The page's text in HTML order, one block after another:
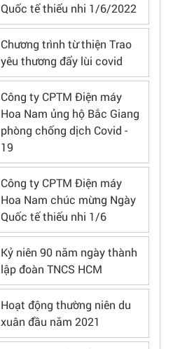
Quốc tế thiếu nhi 1/6/2022
Chương trình từ thiện Trao
yêu thương đẩy lùi covid
Công ty CPTM Điện máy
Hoa Nam ủng hộ Bắc Giang
phòng chống dịch Covid -
19
Công ty CPTM Điện máy
Hoa Nam chúc mừng Ngày
Quốc tế thiếu nhi 1/6
Kỷ niên 90 năm ngày thành
lập đoàn TNCS HCM
Hoạt động thường niên du
xuân đầu năm 2021